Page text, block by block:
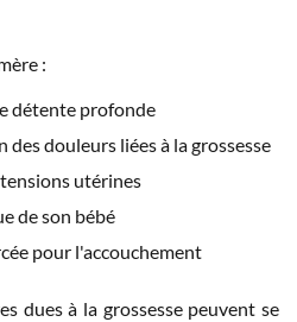
:
détente profonde
des douleurs liées à la grossesse
utérines
de son bébé
pour l'accouchement
dues à la grossesse peuvent se